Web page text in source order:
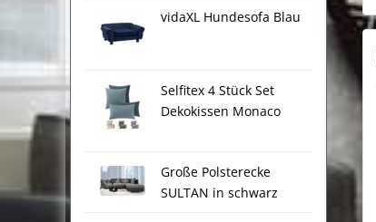
vidaXL Hundesofa Blau
Selfitex 4 Stück Set
Dekokissen Monaco
Große Polsterecke
SULTAN in schwarz